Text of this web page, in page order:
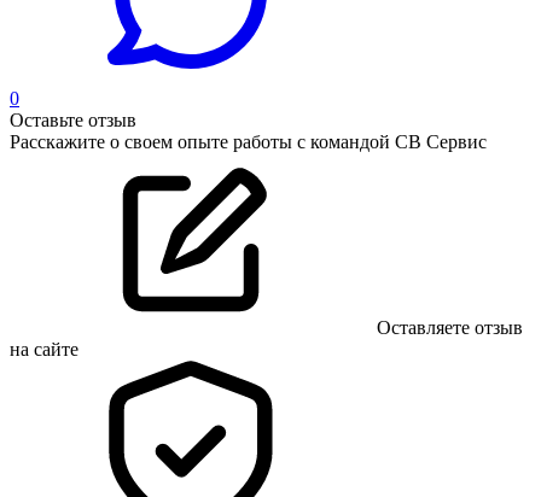
0
Оставьте отзыв
Расскажите о своем опыте работы с командой СВ Сервис
Оставляете отзыв
на сайте